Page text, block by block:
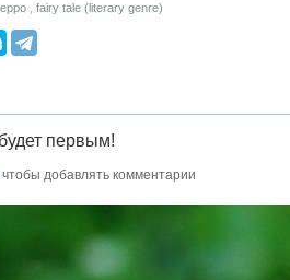
fairy tale (literary genre)
первым!
чтобы добавлять комментарии